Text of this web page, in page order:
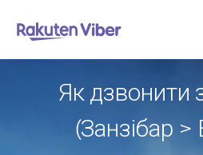
Як дзвонити
(Занзібар >